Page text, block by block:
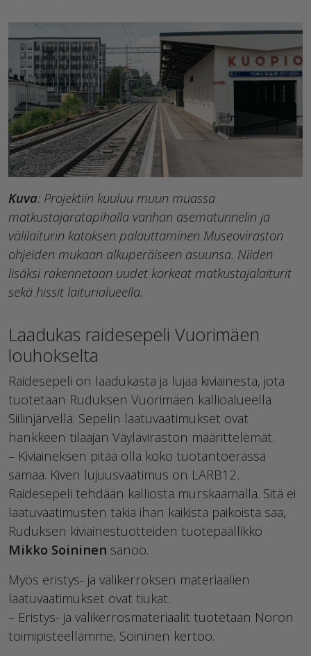
Kuva: Projektiin kuuluu muun muassa
matkustajaratapihalla vanhan asematunnelin ja
välilaiturin katoksen palauttaminen Museoviraston
ohjeiden mukaan alkuperäiseen asuunsa. Niiden
lisäksi rakennetaan uudet korkeat matkustajalaiturit
sekä hissit laiturialueella.
Laadukas raidesepeli Vuorimäen
louhokselta
Raidesepeli on laadukasta ja lujaa kiviainesta, jota
tuotetaan Ruduksen Vuorimäen kallioalueella
Siilinjärvellä. Sepelin laatuvaatimukset ovat
hankkeen tilaajan Väyläviraston määrittelemät.
– Kiviaineksen pitää olla koko tuotantoerässä
samaa. Kiven lujuusvaatimus on LARB12.
Raidesepeli tehdään kalliosta murskaamalla. Sitä ei
laatuvaatimusten takia ihan kaikista paikoista saa,
Ruduksen kiviainestuotteiden tuotepäällikkö
Mikko Soininen sanoo.
Myös eristys- ja välikerroksen materiaalien
laatuvaatimukset ovat tiukat.
– Eristys- ja välikerrosmateriaalit tuotetaan Noron
toimipisteellämme, Soininen kertoo.